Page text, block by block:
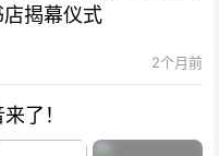
揭幕仪式
2个月前
了！